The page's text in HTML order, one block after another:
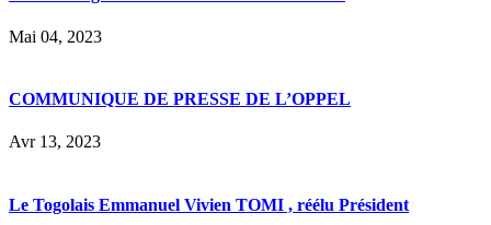
Mai 04, 2023
COMMUNIQUE DE PRESSE DE L’OPPEL
Avr 13, 2023
Le Togolais Emmanuel Vivien TOMI , réélu Président